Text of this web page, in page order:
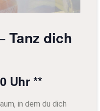
Tanz dich
Uhr **
in dem du dich